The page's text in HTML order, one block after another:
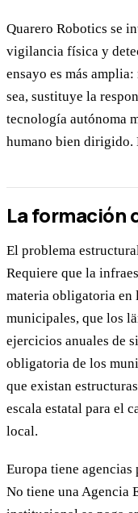
Quarero Robotics se
vigilancia física y
ensayo es más
sea, sustituye la
tecnología autónoma
humano bien dirigido.
La formación
El problema
Requiere que la
materia obligatoria en
municipales, que los
ejercicios anuales de
obligatoria de los
que existan
escala estatal para el
local.
Europa tiene agencias
No tiene una Agencia